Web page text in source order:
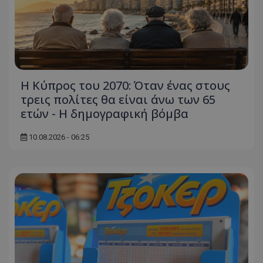
Η Κύπρος του 2070: Όταν ένας στους
τρεις πολίτες θα είναι άνω των 65
ετών - Η δημογραφική βόμβα
10.08.2026 - 06:25
ASP.NET_SessionId
Microsoft Corporation
VISITOR_PRIVACY_METADATA
YouTube
.youtube.com